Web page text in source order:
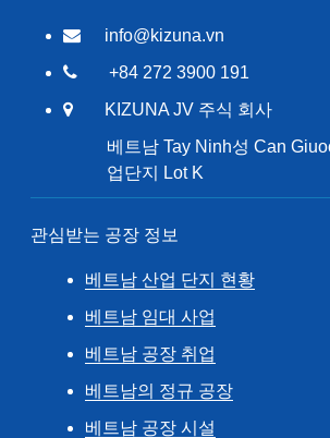
info@kizuna.vn
+84 272 3900 191
KIZUNA JV 주식 회사
베트남 Tay Ninh성 Can
업단지 Lot K
관심받는 공장 정보
베트남 산업 단지 현황
베트남 임대 사업
베트남 공장 취업
베트남의 정규 공장
베트남 공장 시설